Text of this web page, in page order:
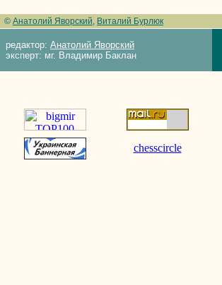
© Анатолий Яворский, Виталий Бурлюк
редактор: Анатолий Яворский
эксперт: мг. Владимир Баклан
chesscircle